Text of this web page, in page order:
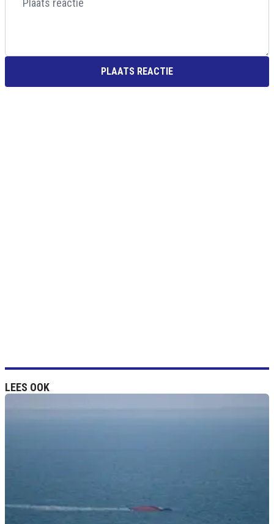
PLAATS REACTIE
LEES OOK